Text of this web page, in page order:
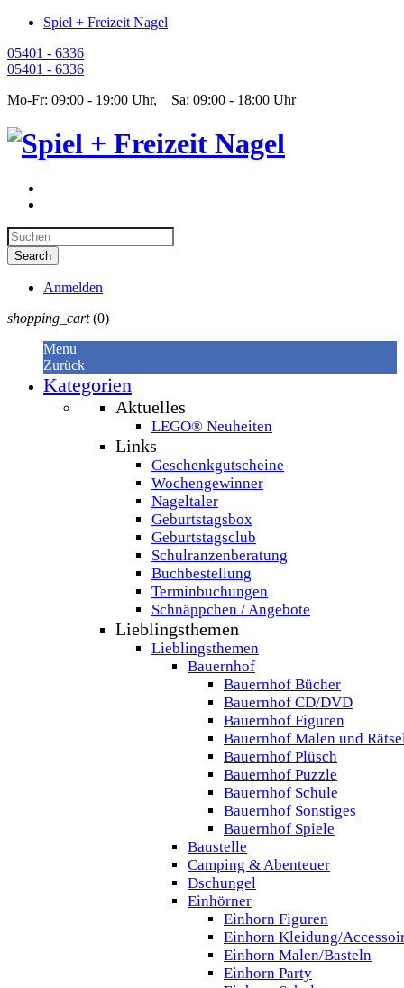
Spiel + Freizeit Nagel
05401 - 6336
05401 - 6336
Mo-Fr: 09:00 - 19:00 Uhr, Sa: 09:00 - 18:00 Uhr
Anmelden
shopping_cart (0)
Menu
Zurück
Kategorien
Aktuelles
LEGO® Neuheiten
Links
Geschenkgutscheine
Wochengewinner
Nageltaler
Geburtstagsbox
Geburtstagsclub
Schulranzenberatung
Buchbestellung
Terminbuchungen
Schnäppchen / Angebote
Lieblingsthemen
Lieblingsthemen
Bauernhof
Bauernhof Bücher
Bauernhof CD/DVD
Bauernhof Figuren
Bauernhof Malen und
Bauernhof Plüsch
Bauernhof Puzzle
Bauernhof Schule
Bauernhof Sonstiges
Bauernhof Spiele
Baustelle
Camping & Abenteuer
Dschungel
Einhörner
Einhorn Figuren
Einhorn Kleidung/
Einhorn Malen/Basteln
Einhorn Party